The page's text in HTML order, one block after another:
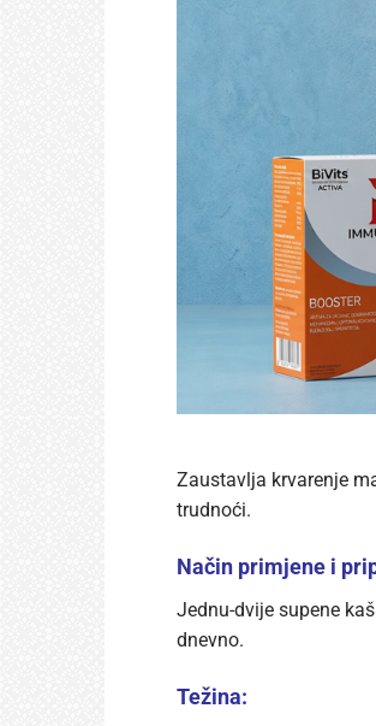
Zaustavlja krvarenje
trudnoći.
Način primjene i
Jednu-dvije supene
dnevno.
Težina: